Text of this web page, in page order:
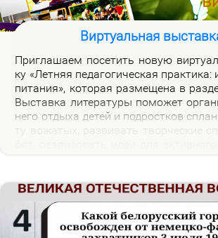
Виртуальная
При­гла­ша­ем по­се­тить но­вую
ку «Лет­няя пе­да­го­ги­че­ская
пи­та­ния», ко­то­рая раз­ме­ще­на в
Вы­став­ка ли­те­ра­ту­ры по­мо­жет
не­го от­ды­ха де­тей и под­рост­ков
вер­си­те­та.